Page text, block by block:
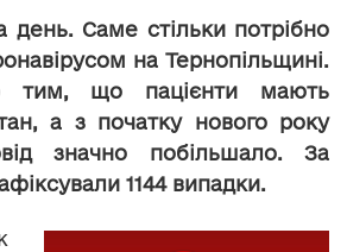
день. Саме стільки потрібно
на Тернопільщині.
тим, що пацієнти мають
а з початку нового року
значно побільшало. За
1144 випадки.